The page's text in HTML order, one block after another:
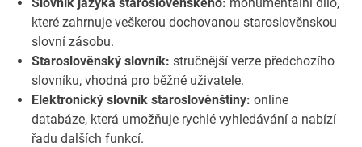
které zahrnuje veškerou dochovanou staroslověnskou
slovní zásobu.
Staroslověnský slovník: stručnější verze předchozího
slovníku, vhodná pro běžné uživatele.
Elektronický slovník staroslověnštiny: online
databáze, která umožňuje rychlé vyhledávání a nabízí
řadu dalších funkcí.